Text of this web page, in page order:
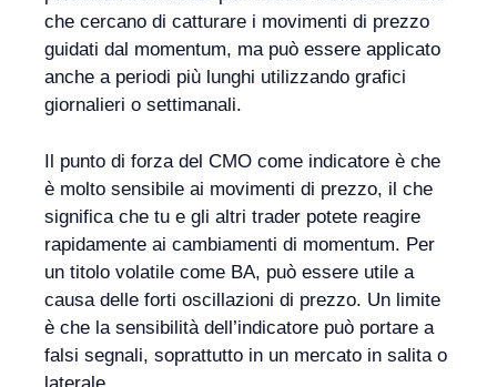
che cercano di catturare i movimenti di prezzo
guidati dal momentum, ma può essere applicato
anche a periodi più lunghi utilizzando grafici
giornalieri o settimanali.
Il punto di forza del CMO come indicatore è che
è molto sensibile ai movimenti di prezzo, il che
significa che tu e gli altri trader potete reagire
rapidamente ai cambiamenti di momentum. Per
un titolo volatile come BA, può essere utile a
causa delle forti oscillazioni di prezzo. Un limite
è che la sensibilità dell’indicatore può portare a
falsi segnali, soprattutto in un mercato in salita o